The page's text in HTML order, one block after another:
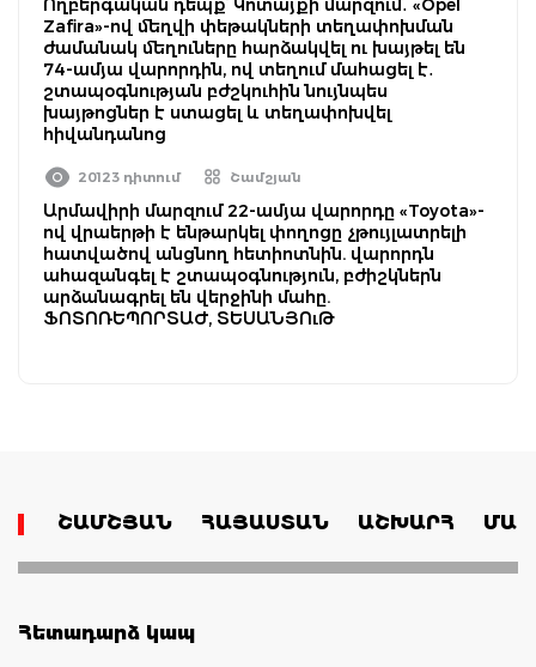
Ողբերգական դեպք՝ Կոտայքի մարզում․ «Opel
Zafira»-ով մեղվի փեթակների տեղափոխման
ժամանակ մեղուները հարձակվել ու խայթել են
74-ամյա վարորդին, ով տեղում մահացել է․
շտապօգնության բժշկուհին նույնպես
խայթոցներ է ստացել և տեղափոխվել
հիվանդանոց
20123 դիտում Շամշյան
Արմավիրի մարզում 22-ամյա վարորդը «Toyota»-
ով վրաերթի է ենթարկել փողոցը չթույլատրելի
հատվածով անցնող հետիոտնին. վարորդն
ահազանգել է շտապօգնություն, բժիշկներն
արձանագրել են վերջինի մահը.
ՖՈՏՈՌԵՊՈՐՏԱԺ, ՏԵՍԱՆՅՈւԹ
ՇԱՄՇՅԱՆ ՀԱՅԱՍՏԱՆ ԱՇԽԱՐՀ
Հետադարձ կապ